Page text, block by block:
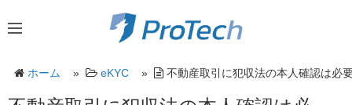
ホーム » eKYC » 不動産取引に犯収法の本人確認は必